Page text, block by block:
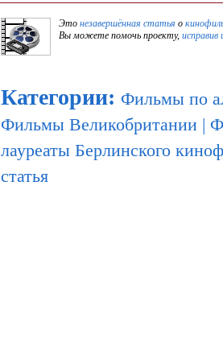
Это незавершённая статья о
Вы можете помочь проекту, исправив
Категории: Фильмы по
Фильмы Великобритании |
лауреаты Берлинского
статья